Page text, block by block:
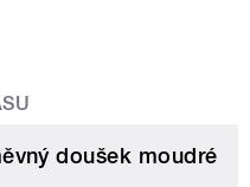
doušek moudré